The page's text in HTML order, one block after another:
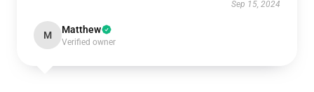
Sep 15, 2024
M Matthew
Verified owner